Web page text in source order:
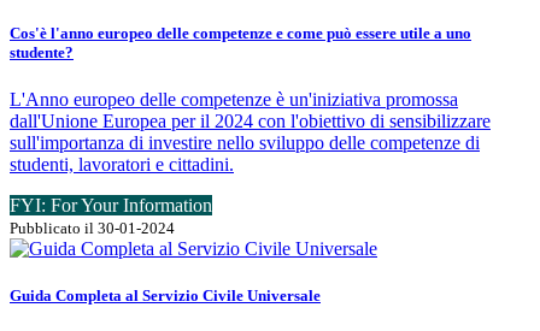
Cos'è l'anno europeo delle competenze e come può essere utile a uno
studente?
L'Anno europeo delle competenze è un'iniziativa promossa
dall'Unione Europea per il 2024 con l'obiettivo di sensibilizzare
sull'importanza di investire nello sviluppo delle competenze di
studenti, lavoratori e cittadini.
FYI: For Your Information
Pubblicato il 30-01-2024
Guida Completa al Servizio Civile Universale